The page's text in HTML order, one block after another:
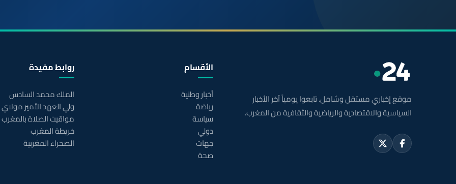
موقع إخباري مستقل وشامل. تابعوا يومياً آخر الأخبار
السياسية والاقتصادية والرياضية والثقافية من المغرب.
الأقسام
أخبار وطنية
رياضة
سياسة
دولي
جهات
صحة
روابط مفيدة
الملك محمد السادس
ولي العهد الأمير
مواقيت الصلاة بالمغرب
خريطة المغرب
الصحراء المغربية